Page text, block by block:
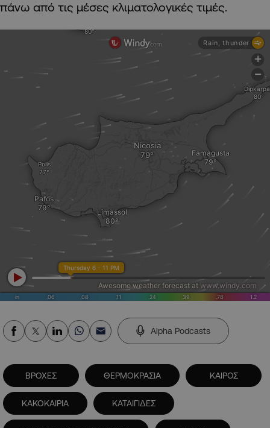
πάνω από τις μέσες κλιματολογικές τιμές.
Alpha Podcasts
ΒΡΟΧΕΣ ΘΕΡΜΟΚΡΑΣΙΑ ΚΑΙΡΟΣ
ΚΑΚΟΚΑΙΡΙΑ ΚΑΤΑΙΓΙΔΕΣ